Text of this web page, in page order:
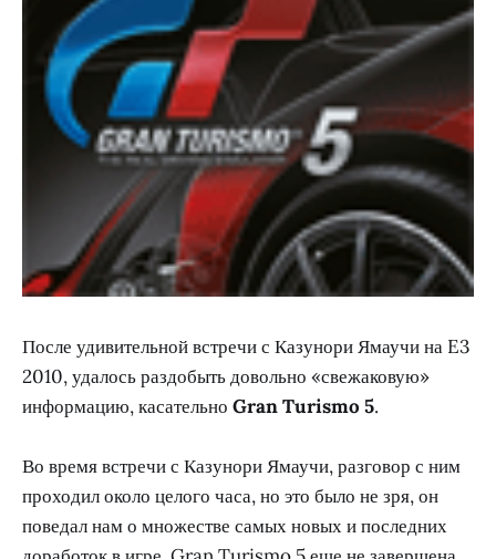
После удивительной встречи с Казунори Ямаучи на E3
2010, удалось раздобыть довольно «свежаковую»
информацию, касательно Gran Turismo 5.
Во время встречи с Казунори Ямаучи, разговор с ним
проходил около целого часа, но это было не зря, он
поведал нам о множестве самых новых и последних